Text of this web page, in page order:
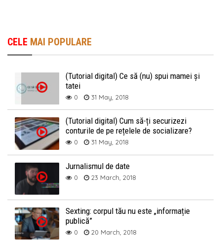
CELE MAI POPULARE
(Tutorial digital) Ce să (nu) spui mamei și
tatei
0 31 May, 2018
(Tutorial digital) Cum să-ți securizezi
conturile de pe rețelele de socializare?
0 31 May, 2018
Jurnalismul de date
0 23 March, 2018
Sexting: corpul tău nu este „informație
publică”
0 20 March, 2018